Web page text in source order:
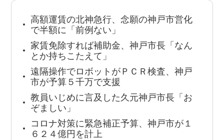
高額運賃の北神急行、念願の神戸市営化
で半額に「前例ない」
家賃免除すれば補助金、神戸市長「なん
とか持ちこたえて」
遠隔操作でロボットがＰＣＲ検査、神戸
市が予算５千万で支援
教員いじめに言及した久元神戸市長「お
ぞましい」
コロナ対策に緊急補正予算、神戸市が１
６２４億円を計上